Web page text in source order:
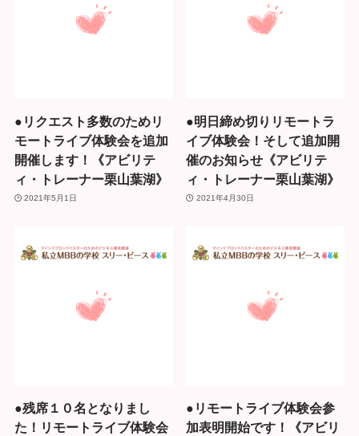
●リクエスト多数のためリ
モートライブ体験会を追加
開催します！《アビリテ
ィ・トレーナー栗山葉湖》
2021年5月1日
●明日締め切りリモートラ
イブ体験会！そして追加開
催のお知らせ《アビリテ
ィ・トレーナー栗山葉湖》
2021年4月30日
●残席１０名となりまし
た！リモートライブ体験会
●リモートライブ体験会参
加表明開始です！《アビリ